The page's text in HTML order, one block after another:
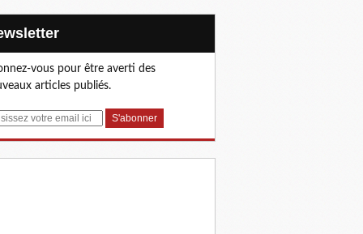
vous pour être averti des
articles publiés.